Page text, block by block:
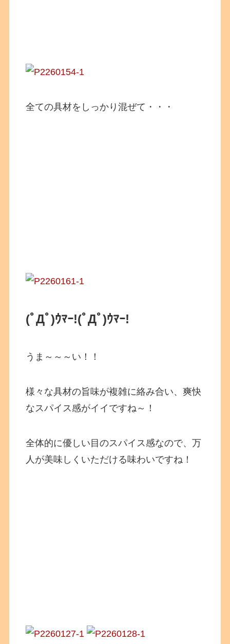
全ての具材をしっかり混ぜて・・・
(ﾟДﾟ)ｳﾏｰ!(ﾟДﾟ)ｳﾏｰ!
うま～～～い！！
様々な具材の旨味が複雑に絡み合い、爽快
なスパイス感がイイですね～！
全体的に優しい目のスパイス感なので、万
人が美味しくいただける味わいですね！